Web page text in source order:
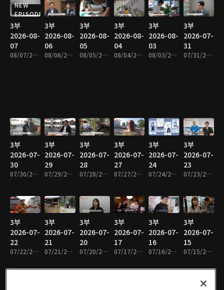
NEW
EPISODE
3부
2026-08-
07
08/07/2026 • 48분
3부
2026-08-
06
08/06/2026 • 48분
3부
2026-08-
05
08/05/2026 • 48분
3부
2026-08-
04
08/04/2026 • 47분
3부
2026-08-
03
08/03/2026 • 48분
3부
2026-07-
31
07/31/2026 • 47분
3부
2026-07-
30
07/30/2026 • 47분
3부
2026-07-
29
07/29/2026 • 48분
3부
2026-07-
28
07/28/2026 • 48분
3부
2026-07-
27
07/27/2026 • 48분
3부
2026-07-
24
07/24/2026 • 47분
3부
2026-07-
23
07/23/2026 • 48분
3부
2026-07-
22
07/22/2026 • 48분
3부
2026-07-
21
07/21/2026 • 48분
3부
2026-07-
20
07/20/2026 • 48분
3부
2026-07-
17
07/17/2026 • 47분
3부
2026-07-
16
07/16/2026 • 48분
3부
2026-07-
15
07/15/2026 • 48분